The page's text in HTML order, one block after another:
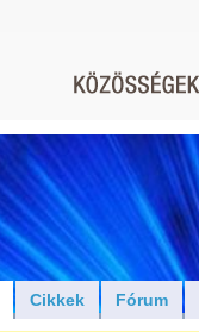
Cikkek Fórum